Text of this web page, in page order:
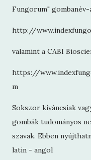
Fungorum" gombanév-
http://
valamint a CABI
https://
m
Sokszor kíváncsiak
gombák tudományos
szavak. Ebben
latin - angol